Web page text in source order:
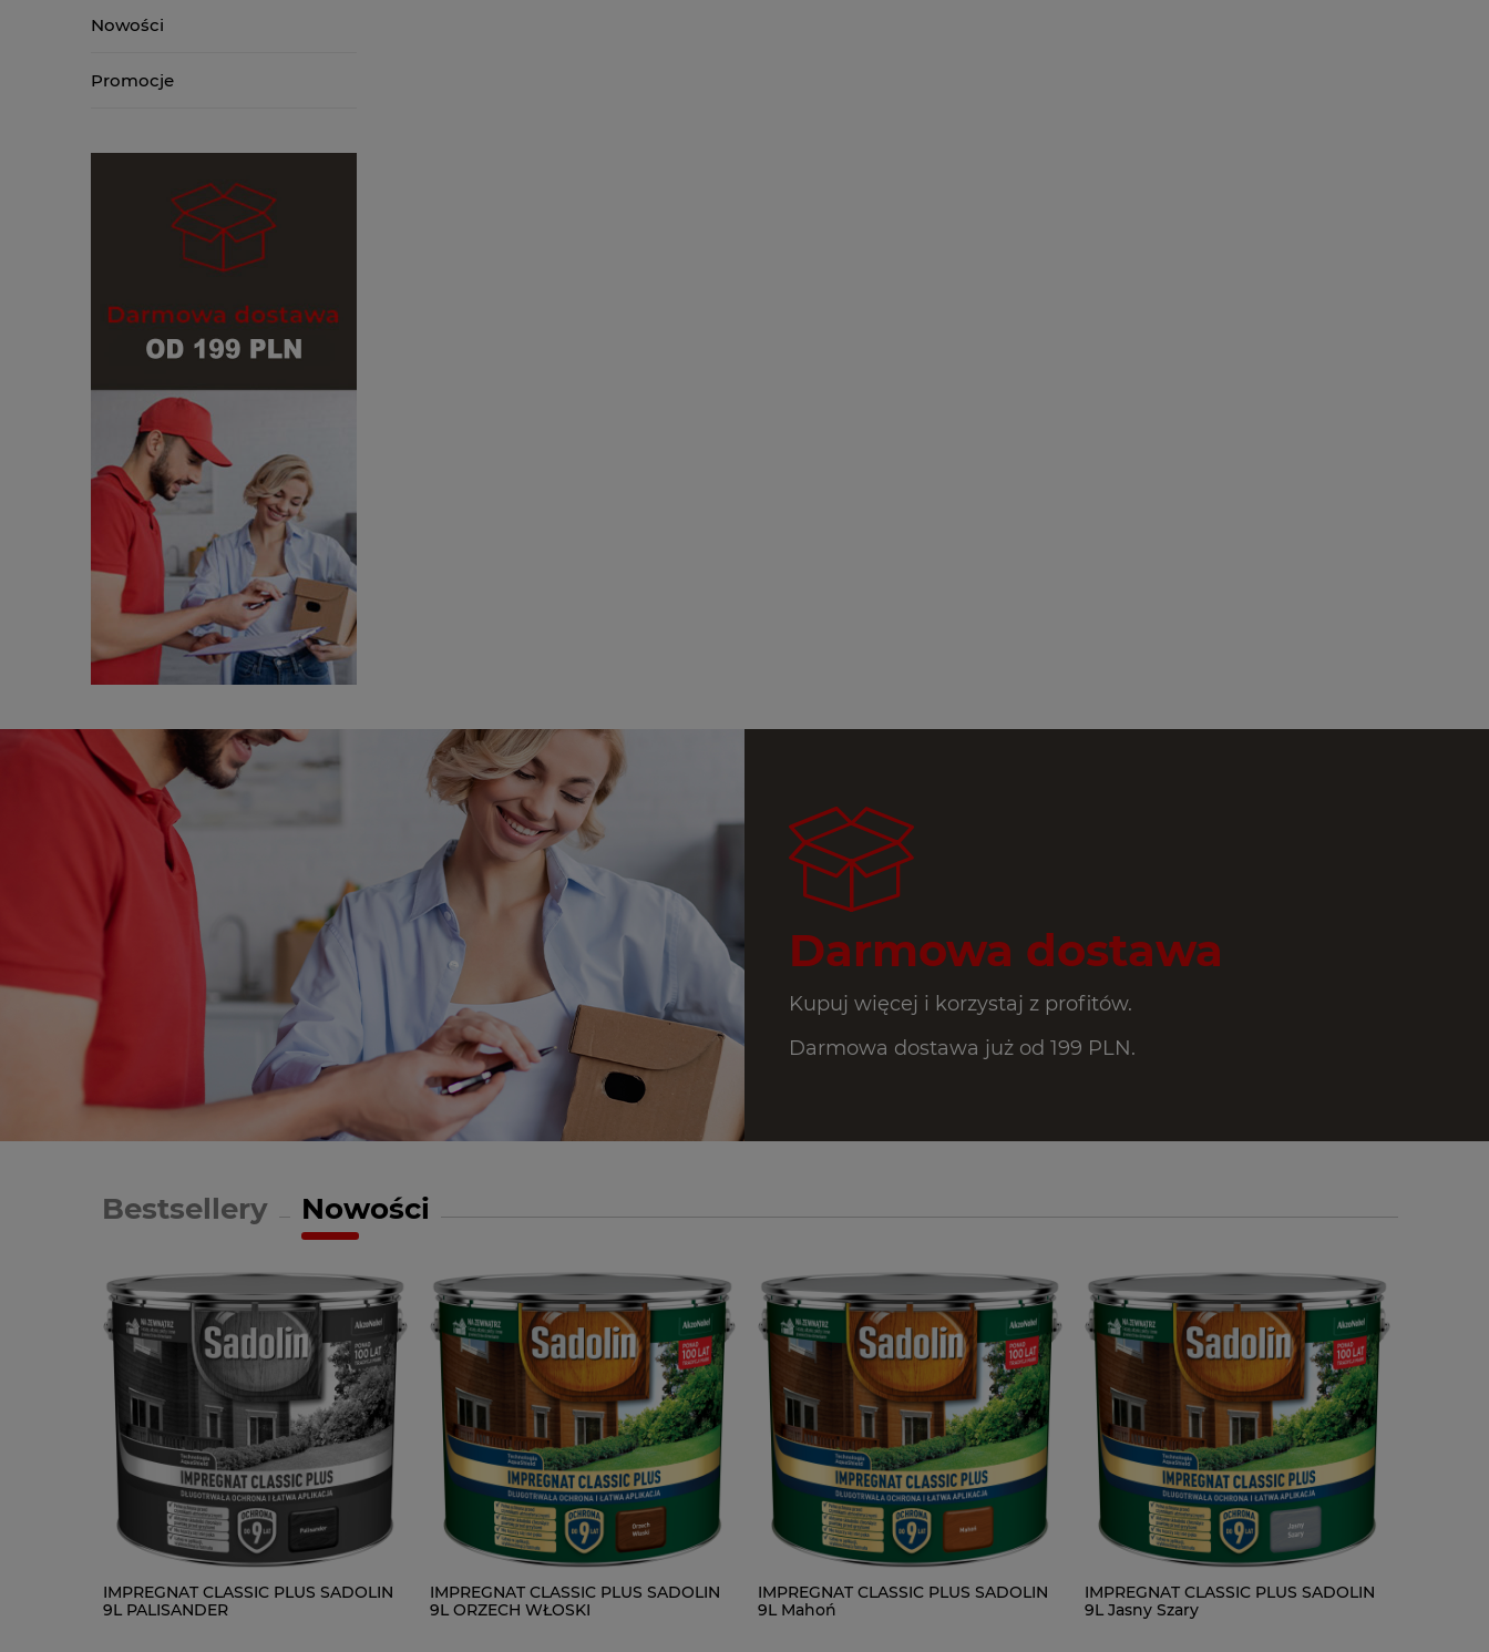
Nowości
Promocje
Darmowa dostawa
Kupuj więcej i korzystaj z profitów.
Darmowa dostawa już od 199 PLN.
Nowości
Bestsellery
IMPREGNAT CLASSIC PLUS SADOLIN
9L PALISANDER
IMPREGNAT CLASSIC PLUS SADOLIN
9L ORZECH WŁOSKI
IMPREGNAT CLASSIC PLUS SADOLIN
9L Mahoń
IMPREGNAT CLASSIC PLUS SADOLIN
9L Jasny Szary
Tikkurila Anti-Reflex White 2 Farba
Biała 10l